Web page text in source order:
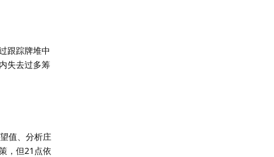
跟踪牌堆中
失去过多筹
值、分析庄
，但21点依